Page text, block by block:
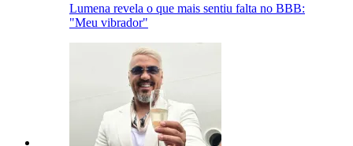
Lumena revela o que mais sentiu falta no BBB:
"Meu vibrador"